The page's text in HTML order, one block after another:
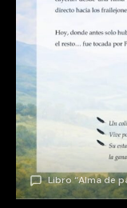
Libro “Alma de